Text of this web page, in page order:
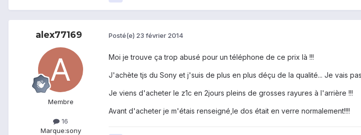
alex77169
Membre
16
Marque:sony
Posté(e) 23 février 2014
Moi je trouve ça trop abusé pour un téléphone de ce prix là !!!
J'achète tjs du Sony et j'suis de plus en plus déçu de la qualité... Je vais
Je viens d'acheter le z1c en 2jours pleins de grosses rayures à l'arrière !!!
Avant d'acheter je m'étais renseigné,le dos était en verre normalement!!!!